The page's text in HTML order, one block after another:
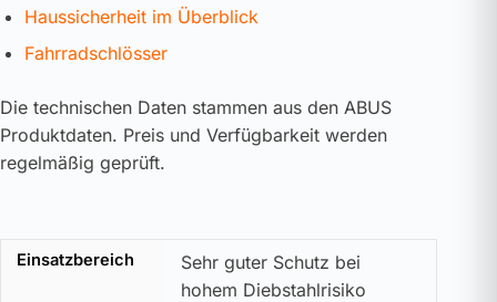
Haussicherheit im Überblick
Fahrradschlösser
Die technischen Daten stammen aus den ABUS
Produktdaten. Preis und Verfügbarkeit werden
regelmäßig geprüft.
Einsatzbereich
Sehr guter Schutz bei
hohem Diebstahlrisiko